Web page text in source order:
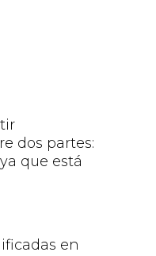
dos partes:
ya que está
en